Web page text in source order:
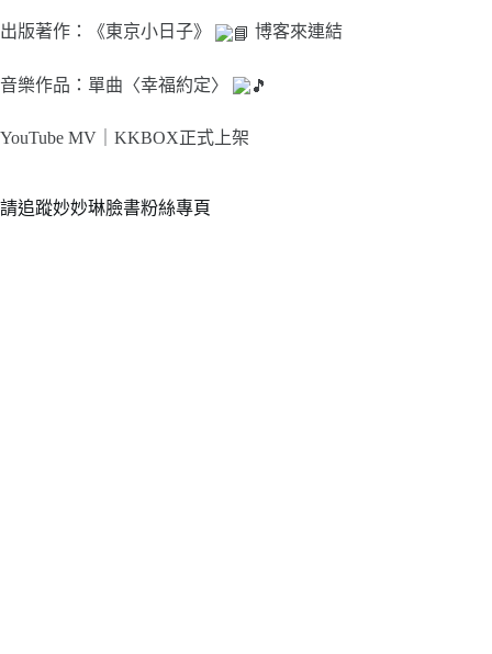
出版著作：《東京小日子》 博客來連結
音樂作品：單曲〈幸福約定〉
YouTube MV｜ KKBOX正式上架
請追蹤妙妙琳臉書粉絲專頁